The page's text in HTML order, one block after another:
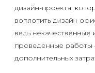
дизайн-проекта,
воплотить дизайн
ведь
проведенные работы
дополнительных